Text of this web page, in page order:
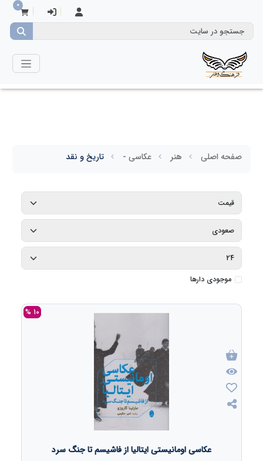
0
صفحه اصلی هنر عکاسی - تاریخ و نقد
موجودی دارها
10 %
عکاسی اومانیستی ایتالیا از فاشیسم تا جنگ سرد